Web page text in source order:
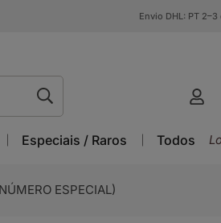
Envio DHL: PT 2–3
Especiais / Raros Todos
ESPECIAL)